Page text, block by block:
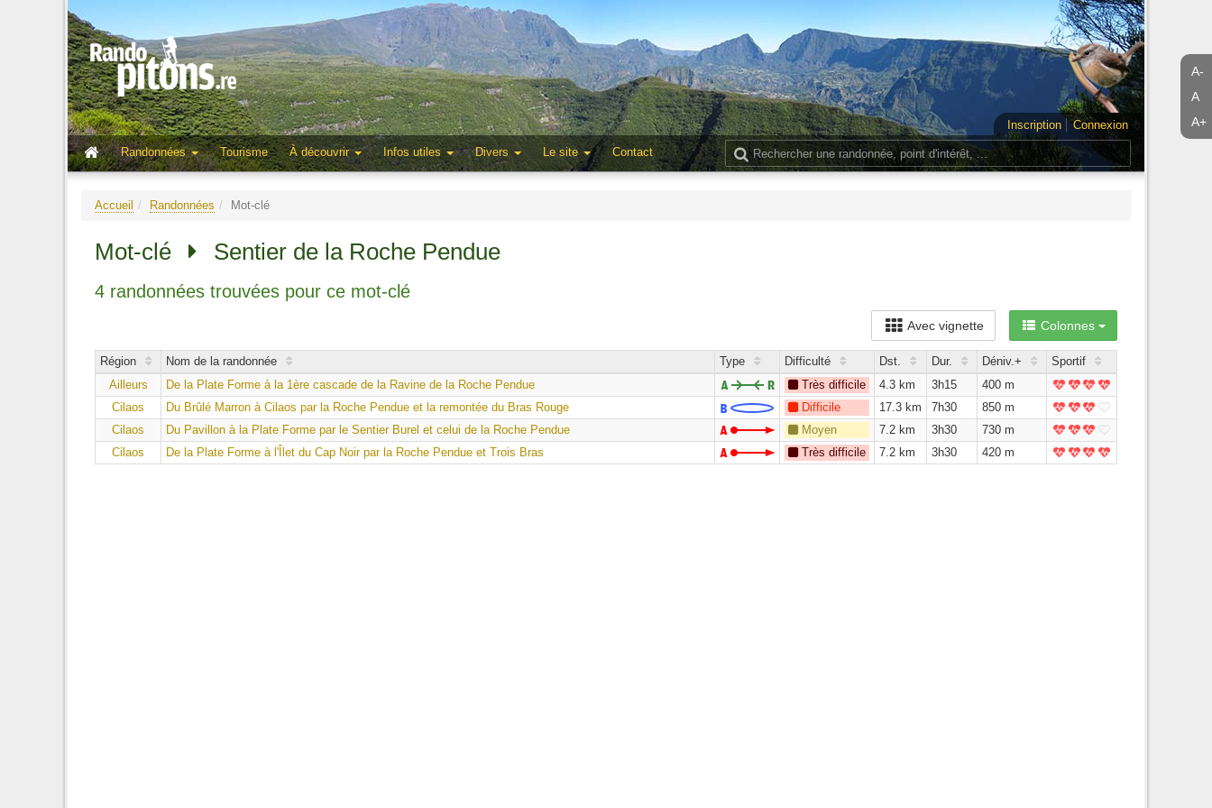
A-
A
A+
Inscription
Connexion
Randonnées
Tourisme À découvrir Infos utiles Divers Le site Contact
Accueil Randonnées Mot-clé
Mot-clé Sentier de la Roche Pendue
4 randonnées trouvées pour ce mot-clé
Colonnes
Avec vignette
Région Nom de la randonnée Type Difficulté Dst. Dur. Déniv.+
Sportif
Ailleurs
De la Plate Forme à la 1ère cascade de la Ravine de la Roche Pendue Très difficile 4.3 km 3h15
400 m
Cilaos
Du Brûlé Marron à Cilaos par la Roche Pendue et la remontée du Bras Rouge Difficile 17.3 km 7h30
850 m
Cilaos
Du Pavillon à la Plate Forme par le Sentier Burel et celui de la Roche Pendue Moyen 7.2 km 3h30
730 m
Cilaos
De la Plate Forme à l'Îlet du Cap Noir par la Roche Pendue et Trois Bras Très difficile 7.2 km 3h30 420 m